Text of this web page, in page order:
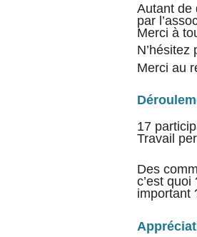
Autant de
par
Merci à
N’hésitez
Merci au
17
Travail
Des
c’est
important